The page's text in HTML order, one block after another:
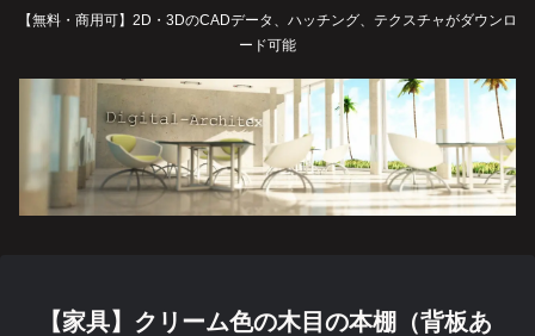
【無料・商用可】2D・3DのCADデータ、ハッチング、テクスチャがダウンロ
ード可能
【家具】クリーム色の木目の本棚（背板あ